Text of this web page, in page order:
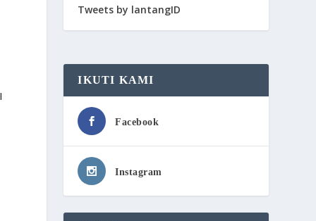
Tweets by lantangID
IKUTI KAMI
Facebook
Instagram